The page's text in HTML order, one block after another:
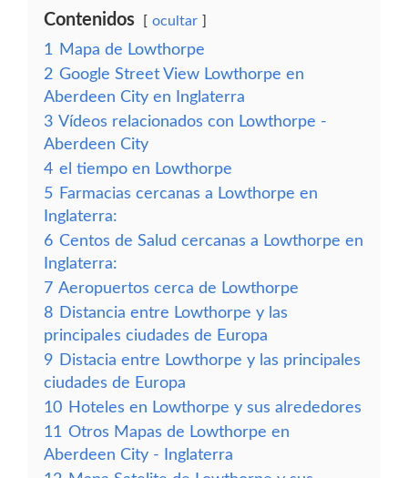
Contenidos ocultar
1
Mapa de Lowthorpe
2 Google Street View Lowthorpe en
Aberdeen City en Inglaterra
3 Vídeos relacionados con Lowthorpe -
Aberdeen City
4 el tiempo en Lowthorpe
5 Farmacias cercanas a Lowthorpe en
Inglaterra:
6 Centos de Salud cercanas a Lowthorpe en
Inglaterra:
7 Aeropuertos cerca de Lowthorpe
8 Distancia entre Lowthorpe y las
principales ciudades de Europa
9 Distacia entre Lowthorpe y las principales
ciudades de Europa
10 Hoteles en Lowthorpe y sus alrededores
11 Otros Mapas de Lowthorpe en
Aberdeen City - Inglaterra